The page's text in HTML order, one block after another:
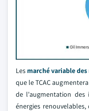
Les marché variable
que le TCAC
de l'augmentation des
énergies